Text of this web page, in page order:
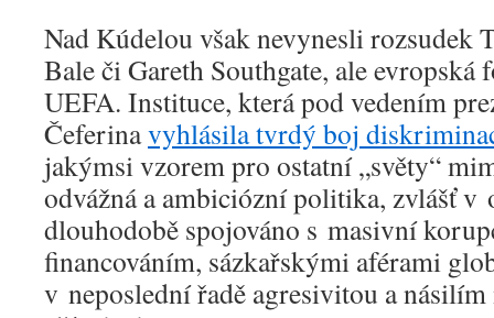
Nad Kúdelou však nevynesli rozsudek
Bale či Gareth Southgate, ale evropská
UEFA. Instituce, která pod vedením
Čeferinavyhlásila tvrdý boj
jakýmsi vzorem pro ostatní „světy“
odvážná a ambiciózní politika, zvlášť v
dlouhodobě spojováno s masivní
financováním, sázkařskými aférami
v neposlední řadě agresivitou a